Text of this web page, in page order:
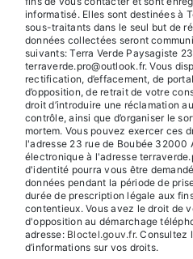
informatisé. Elles sont destinées à
sous-traitants dans le seul but de
données collectées seront
suivants: Terra Verde Paysagiste
terraverde.pro@outlook.fr. Vous
rectification, d’effacement, de
d’opposition, de retrait de votre
droit d’introduire une réclamation
contrôle, ainsi que d’organiser le
mortem. Vous pouvez exercer ces
l'adresse 23 rue de Boubée 32000
électronique à l'adresse
d'identité pourra vous être
données pendant la période de
durée de prescription légale aux
contentieux. Vous avez le droit de
d'opposition au démarchage
adresse: Bloctel.gouv.fr. Consultez
d’informations sur vos droits.